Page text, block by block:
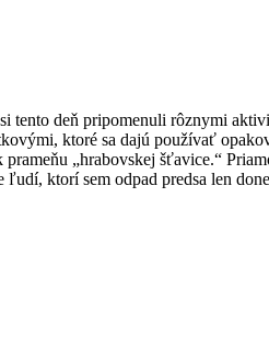
tento deň pripomenuli rôznymi
ktoré sa dajú používať
„hrabovskej šťavice.“
ktorí sem odpad predsa len